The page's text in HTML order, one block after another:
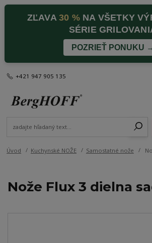
ZĽAVA30 %NA VŠETKY
SÉRIE
POZRIEŤ PONUKU
+421 947 905 135
Úvod Kuchynské NOŽE Samostatné nože
Nože Flux 3 dielna